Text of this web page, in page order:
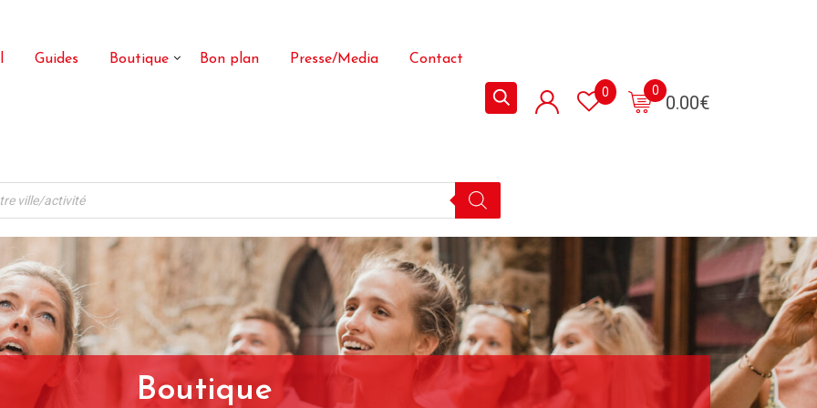
Guides Boutique Bon plan Presse/Media Contact
0.00€
0
0
Boutique